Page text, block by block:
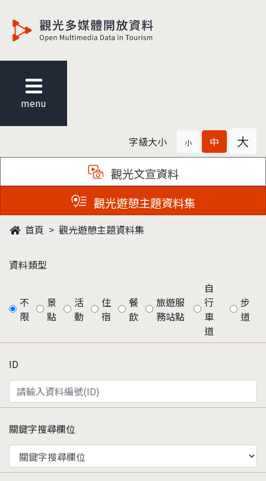
menu
字級大小 小 中 大
觀光文宣資料
觀光遊憩主題資料集
首頁 觀光遊憩主題資料集
資料類型
不
限
景
點
活
動
住
宿
餐
飲
旅遊服
務站點
自
行
車
道
步
道
ID
關鍵字搜尋欄位